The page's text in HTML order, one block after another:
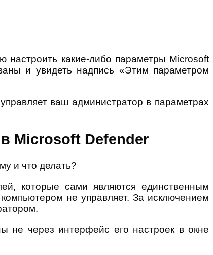
настроить какие-либо параметры Microsoft
и увидеть надпись «Этим параметром
ваш администратор в параметрах
Microsoft Defender
которые сами являются единственным
не управляет. За исключением
не через интерфейс его настроек в окне